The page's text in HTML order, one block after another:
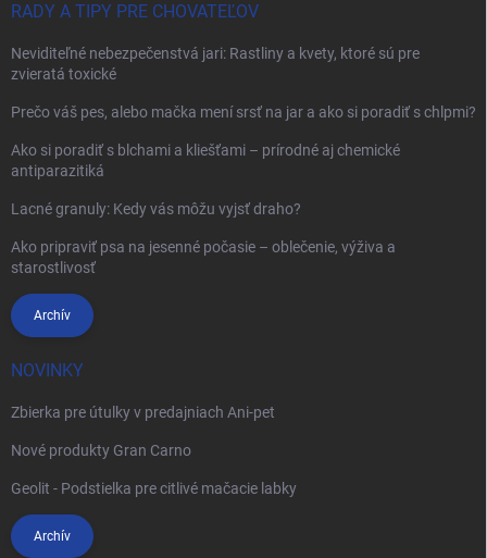
RADY A TIPY PRE CHOVATEĽOV
Neviditeľné nebezpečenstvá jari: Rastliny a kvety, ktoré sú pre
zvieratá toxické
Prečo váš pes, alebo mačka mení srsť na jar a ako si poradiť s chlpmi?
Ako si poradiť s blchami a kliešťami – prírodné aj chemické
antiparazitiká
Lacné granuly: Kedy vás môžu vyjsť draho?
Ako pripraviť psa na jesenné počasie – oblečenie, výživa a
starostlivosť
Archív
NOVINKY
Zbierka pre útulky v predajniach Ani-pet
Nové produkty Gran Carno
Geolit - Podstielka pre citlivé mačacie labky
Archív